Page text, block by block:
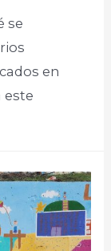
se
en
este